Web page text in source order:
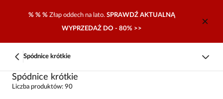
% % % Złap oddech na lato. SPRAWDŹ AKTUALNĄ
WYPRZEDAŻ DO - 80% >>
Spódnice krótkie
Spódnice krótkie
Liczba produktów: 90